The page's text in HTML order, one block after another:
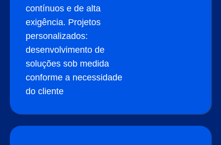
contínuos e de alta
exigência. Projetos
personalizados:
desenvolvimento de
soluções sob medida
conforme a necessidade
do cliente